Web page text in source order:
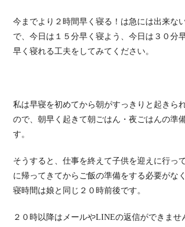
今までより２時間早く寝る！は急には出来な
で、今日は１５分早く寝よう、今日は３０分
早く寝れる工夫をしてみてください。
私は早寝を初めてから朝がすっきりと起きら
ので、朝早く起きて朝ごはん・夜ごはんの準
す。
そうすると、仕事を終えて子供を迎えに行っ
に帰ってきてからご飯の準備をする必要がな
寝時間は娘と同じ２０時前後です。
２０時以降はメールやLINEの返信ができませ